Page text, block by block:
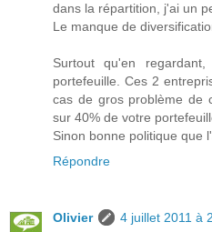
dans la répartition, j'ai un
Le manque de
Surtout qu'en
portefeuille. Ces 2
cas de gros problème de
sur 40% de votre
Sinon bonne politique que
Répondre
Olivier
4 juillet 2011 à